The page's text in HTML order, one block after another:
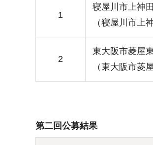
1
寝屋川市上神
（寝屋川市上
2
東大阪市菱屋
（東大阪市菱
第二回公募結果